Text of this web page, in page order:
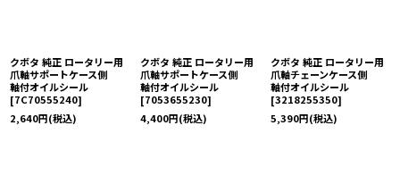
クボタ 純正 ロータリー用
爪軸サポートケース側
軸付オイルシール
[7C70555240]
2,640円(税込)
クボタ 純正 ロータリー用
爪軸サポートケース側
軸付オイルシール
[7053655230]
4,400円(税込)
クボタ 純正 ロータリー用
爪軸チェーンケース側
軸付オイルシール
[3218255350]
5,390円(税込)